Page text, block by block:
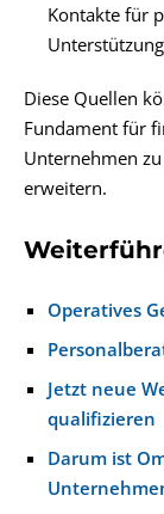
Kontakte für
Diese Quellen
Fundament für
Unternehmen
erweitern.
Operatives
Jetzt neue
qualifizieren
Darum ist